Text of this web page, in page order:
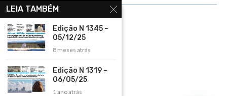
LINKS ÚTEIS
Home
Assinar
Política de Privacidade
Rádio Maristela - Ao Vivo
LEIA TAMBÉM
Edição N 1345 –
05/12/25
8 meses atrás
Edição N 1319 –
06/05/25
1 ano atrás